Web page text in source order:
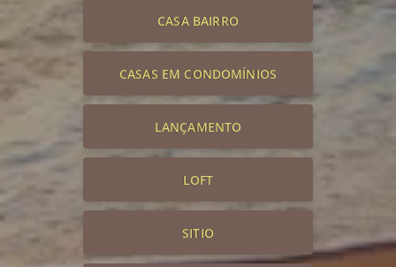
CASA BAIRRO
CASAS EM CONDOMÍNIOS
LANÇAMENTO
LOFT
SITIO